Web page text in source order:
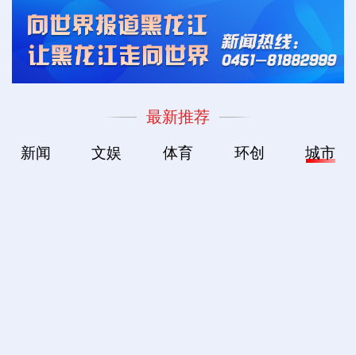
最新推荐
新闻 文娱 体育 环创 城市